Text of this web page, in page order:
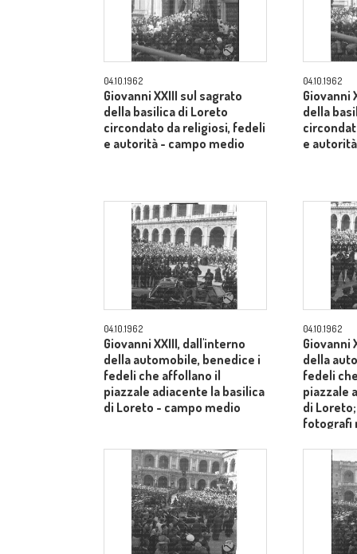
04.10.1962
Giovanni XXIII sul sagrato
della basilica di Loreto
circondato da religiosi, fedeli
e autorità - campo medio
04.10.1962
Giovanni
della
e
04.10.1962
Giovanni XXIII, dall'interno
della automobile, benedice i
fedeli che affollano il
piazzale adiacente la basilica
di Loreto - campo medio
04.10.1962
Giovanni
della
fedeli
piazzale
di
fotografi